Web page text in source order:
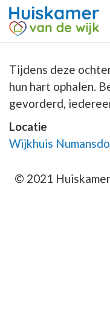
Tijdens deze
hun hart ophalen.
gevorderd,
Locatie
Wijkhuis
© 2021